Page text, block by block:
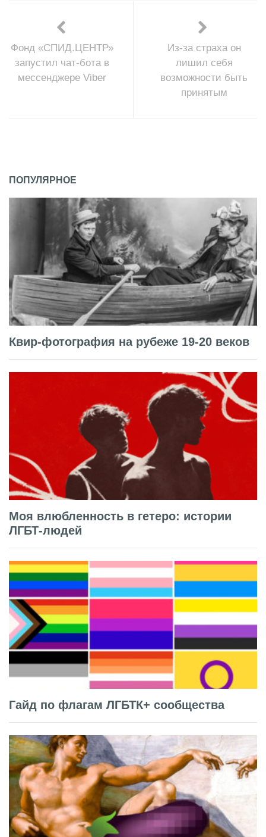
Фонд «СПИД.ЦЕНТР»
запустил чат-бота в
мессенджере Viber
Из-за страха он
лишил себя
возможности быть
принятым
ПОПУЛЯРНОЕ
Квир-фотография на рубеже 19-20 веков
Моя влюбленность в гетеро: истории
ЛГБТ-людей
Гайд по флагам ЛГБТК+ сообщества